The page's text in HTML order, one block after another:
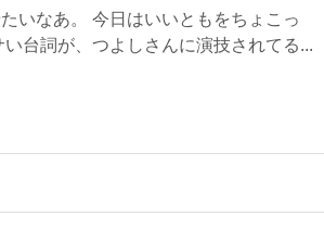
いなあ。 今日はいいともをちょこっ
台詞が、つよしさんに演技されてる...